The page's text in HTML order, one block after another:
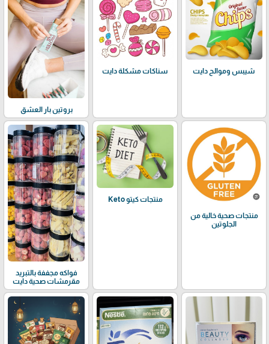
شيبس وموالح دايت سناكات مشكلة دايت
بروتين بار العشق
منتجات صحية خالية من
الجلوتين
منتجات كيتو Keto
فواكه مجففة بالتبريد
مقرمشات صحية دايت